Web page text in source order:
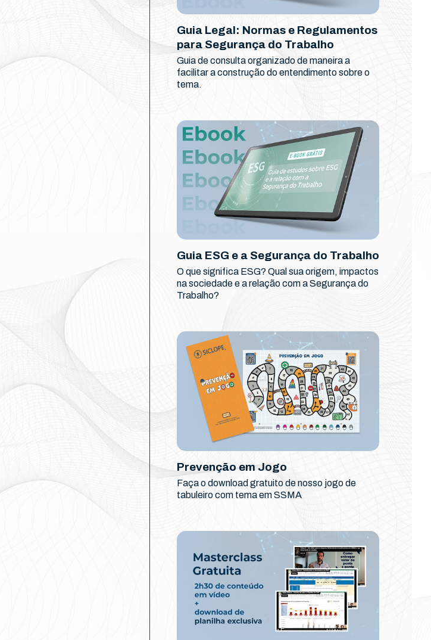
Guia Legal: Normas e Regulamentos
para Segurança do Trabalho
Guia de consulta organizado de maneira a
facilitar a construção do entendimento sobre o
tema.
Guia ESG e a Segurança do Trabalho
O que significa ESG? Qual sua origem, impactos
na sociedade e a relação com a Segurança do
Trabalho?
Prevenção em Jogo
Faça o download gratuito de nosso jogo de
tabuleiro com tema em SSMA